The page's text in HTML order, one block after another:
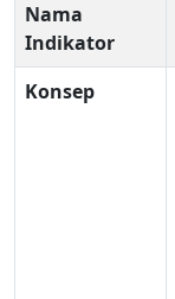
Nama
Indikator
Konsep